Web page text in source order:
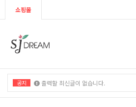
쇼핑몰
공지 출력할 최신글이 없습니다.
출력할 최신글이 없습니다.